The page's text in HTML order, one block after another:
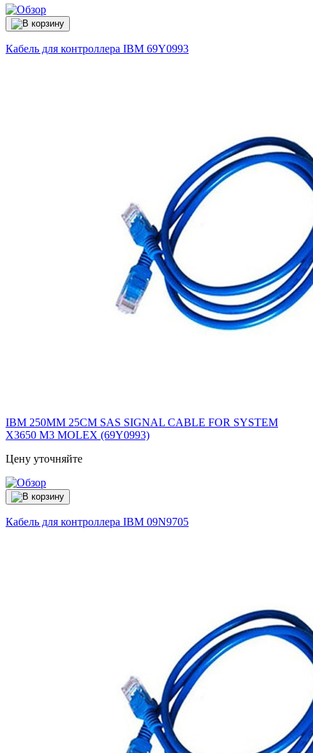
Кабель для контроллера IBM 69Y0993
IBM 250MM 25CM SAS SIGNAL CABLE FOR SYSTEM
X3650 M3 MOLEX (69Y0993)
Цену уточняйте
Кабель для контроллера IBM 09N9705